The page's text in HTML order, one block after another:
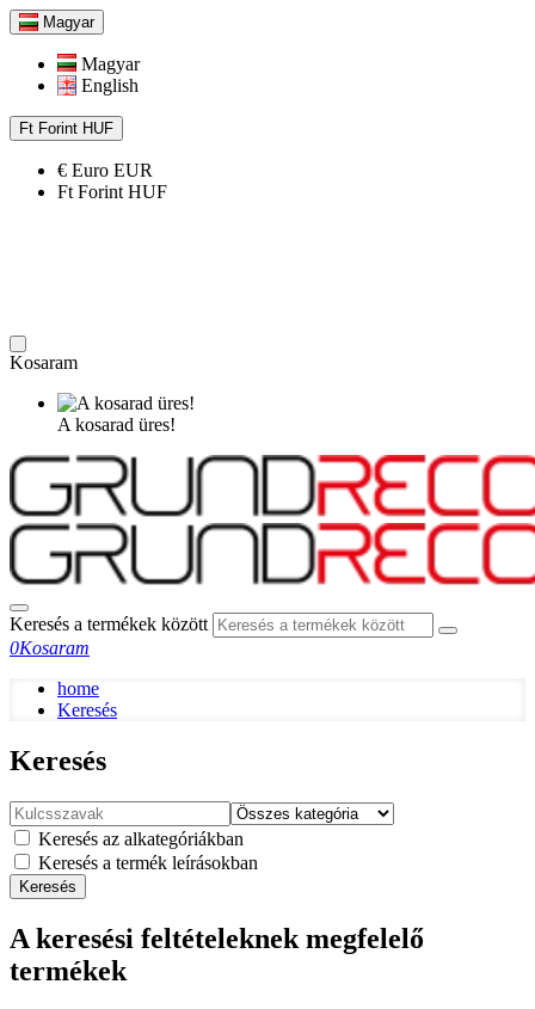
Magyar
Magyar
English
Ft Forint HUF
€ Euro EUR
Ft Forint HUF
Kosaram
A kosarad üres!
Keresés a termékek között
0Kosaram
home
Keresés
Keresés
Keresés az alkategóriákban
Keresés a termék leírásokban
Keresés
A keresési feltételeknek megfelelő
termékek